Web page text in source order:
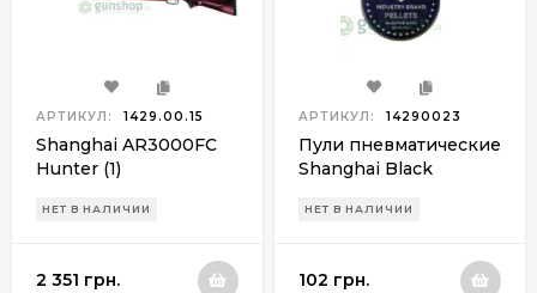
АРТИКУЛ: 1429.00.15
Shanghai AR3000FC
Hunter (1)
НЕТ В НАЛИЧИИ
2 351 грн.
АРТИКУЛ: 14290023
Пули пневматические
Shanghai Black
НЕТ В НАЛИЧИИ
102 грн.